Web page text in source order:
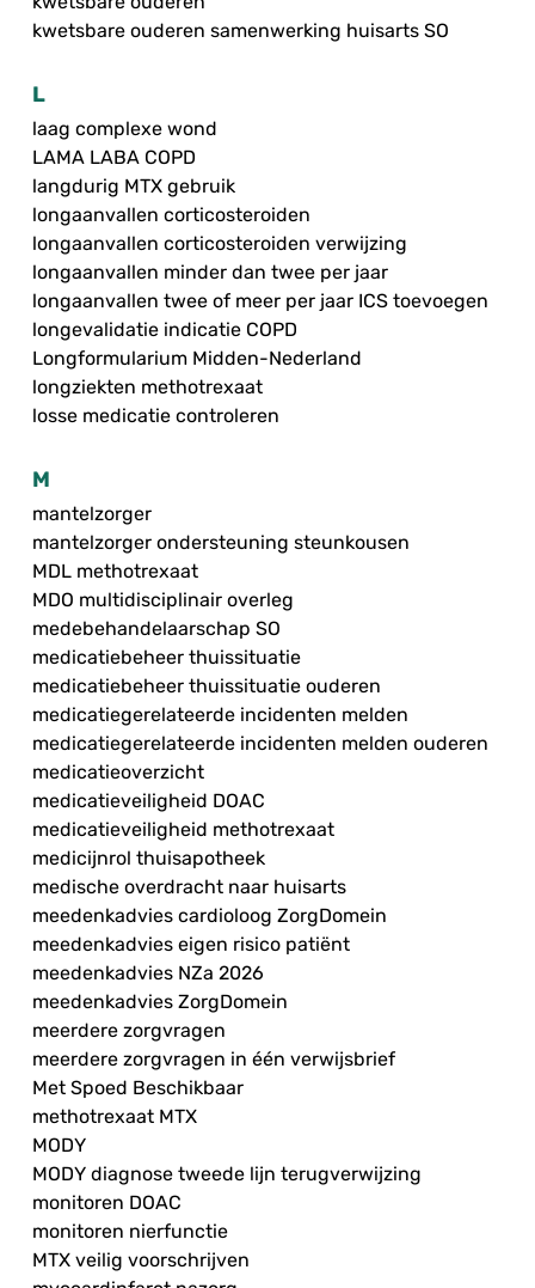
kwetsbare ouderen samenwerking huisarts SO
L
laag complexe wond
LAMA LABA COPD
langdurig MTX gebruik
longaanvallen corticosteroiden
longaanvallen corticosteroiden verwijzing
longaanvallen minder dan twee per jaar
longaanvallen twee of meer per jaar ICS toevoegen
longevalidatie indicatie COPD
Longformularium Midden-Nederland
longziekten methotrexaat
losse medicatie controleren
M
mantelzorger
mantelzorger ondersteuning steunkousen
MDL methotrexaat
MDO multidisciplinair overleg
medebehandelaarschap SO
medicatiebeheer thuissituatie
medicatiebeheer thuissituatie ouderen
medicatiegerelateerde incidenten melden
medicatiegerelateerde incidenten melden ouderen
medicatieoverzicht
medicatieveiligheid DOAC
medicatieveiligheid methotrexaat
medicijnrol thuisapotheek
medische overdracht naar huisarts
meedenkadvies cardioloog ZorgDomein
meedenkadvies eigen risico patiënt
meedenkadvies NZa 2026
meedenkadvies ZorgDomein
meerdere zorgvragen
meerdere zorgvragen in één verwijsbrief
Met Spoed Beschikbaar
methotrexaat MTX
MODY
MODY diagnose tweede lijn terugverwijzing
monitoren DOAC
monitoren nierfunctie
MTX veilig voorschrijven